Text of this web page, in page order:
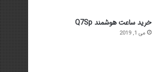
خرید ساعت هوشمند Q7Sp
می 1, 2019